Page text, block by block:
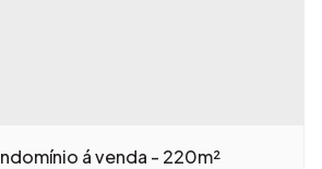
á venda - 220m²